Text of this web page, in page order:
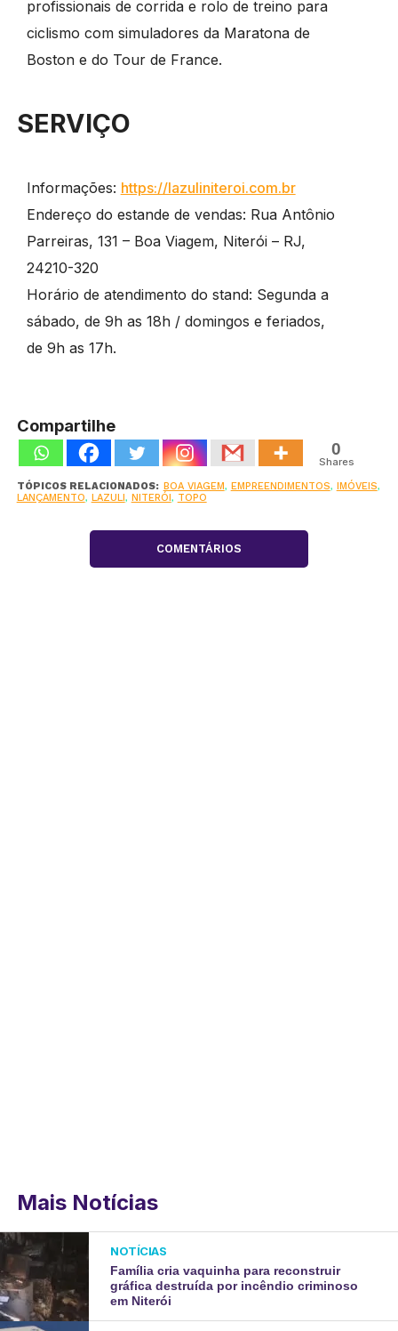
profissionais de corrida e rolo de treino para
ciclismo com simuladores da Maratona de
Boston e do Tour de France.
SERVIÇO
Informações: https://lazuliniteroi.com.br
Endereço do estande de vendas: Rua Antônio
Parreiras, 131 – Boa Viagem, Niterói – RJ,
24210-320
Horário de atendimento do stand: Segunda a
sábado, de 9h as 18h / domingos e feriados,
de 9h as 17h.
Compartilhe
0
Shares
TÓPICOS RELACIONADOS: BOA VIAGEM, EMPREENDIMENTOS, IMÓVEIS,
LANÇAMENTO, LAZULI, NITERÓI, TOPO
COMENTÁRIOS
Mais Notícias
NOTÍCIAS
Família cria vaquinha para reconstruir
gráfica destruída por incêndio criminoso
em Niterói